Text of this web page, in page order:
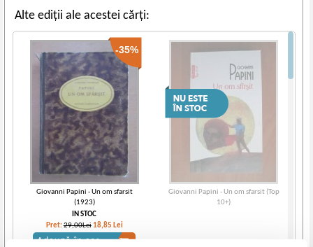
Alte ediții ale acestei cărți:
-35%
Giovanni Papini - Un om sfarsit
(1923)
IN STOC
Pret:29,00Lei 18,85 Lei
Adaugă în coș
Giovanni Papini - Un om sfarsit (Top
10+)